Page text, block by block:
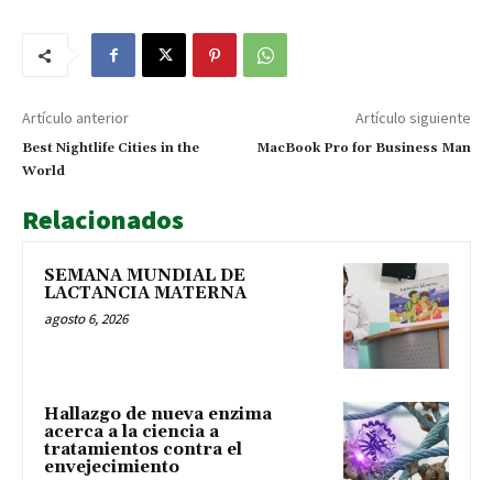
Artículo anterior
Best Nightlife Cities in the
World
Artículo siguiente
MacBook Pro for Business Man
Relacionados
SEMANA MUNDIAL DE
LACTANCIA MATERNA
agosto 6, 2026
Hallazgo de nueva enzima
acerca a la ciencia a
tratamientos contra el
envejecimiento